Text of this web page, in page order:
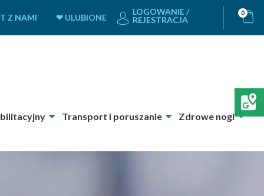
Z NAMI ❤ ULUBIONE
LOGOWANIE /
REJESTRACJA
0
Transport i poruszanie
Zdrowe nogi